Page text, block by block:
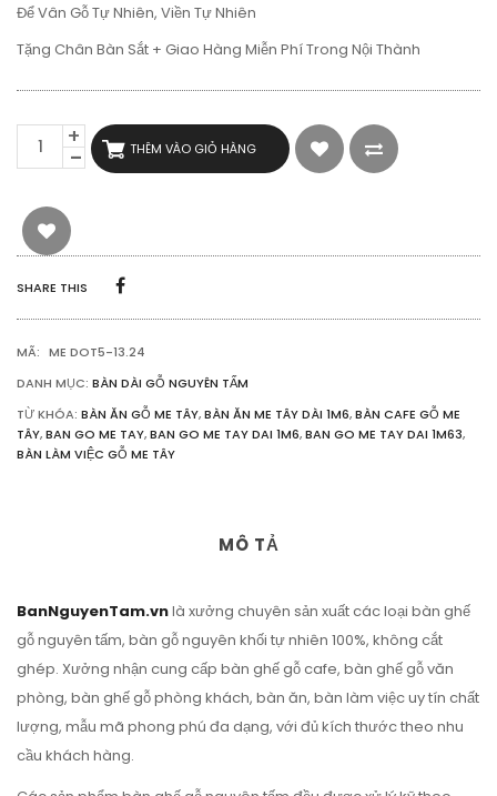
Để Vân Gỗ Tự Nhiên, Viền Tự Nhiên
Tặng Chân Bàn Sắt + Giao Hàng Miễn Phí Trong Nội Thành
BÀN
VIỆC
GỖ
ME
NGUYÊN
SỐ
THÊM VÀO GIỎ HÀNG
SHARE THIS
MÃ: ME DOT5-13.24
DANH MỤC: BÀN DÀI GỖ NGUYÊN TẤM
TỪ KHÓA: BÀN ĂN GỖ ME TÂY,BÀN ĂN ME TÂY DÀI 1M6,BÀN CAFE GỖ ME
TÂY,BAN GO ME TAY,BAN GO ME TAY DAI 1M6,BAN GO ME TAY DAI 1M63,
BÀN LÀM VIỆC GỖ ME TÂY
MÔ TẢ
BanNguyenTam.vnlà xưởng chuyên sản xuất các loại bàn ghế
gỗ nguyên tấm, bàn gỗ nguyên khối tự nhiên 100%, không cắt
ghép. Xưởng nhận cung cấp bàn ghế gỗ cafe, bàn ghế gỗ văn
phòng, bàn ghế gỗ phòng khách, bàn ăn, bàn làm việc uy tín chất
lượng, mẫu mã phong phú đa dạng, với đủ kích thước theo nhu
cầu khách hàng.